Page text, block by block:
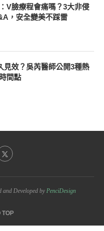
V臉療程會痛嗎？3大非侵
，安全變美不踩雷
見效？吳芮醫師公開3種熱
間點
and Developed byPenciDesign
TOP